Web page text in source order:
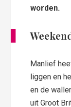
worden.
Manlief
liggen en
en de
uit Groot